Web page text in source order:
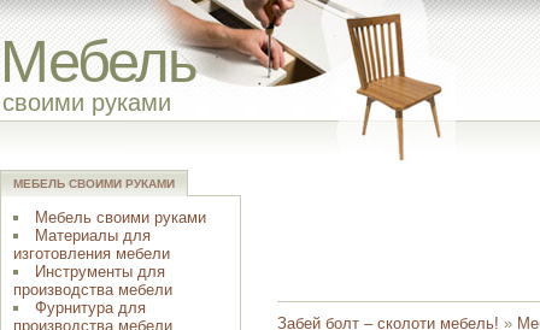
Мебель
своими руками
Забей болт – сколоти мебель! »
МЕБЕЛЬ СВОИМИ РУКАМИ
Мебель своими руками
Материалы для
изготовления мебели
Инструменты для
производства мебели
Фурнитура для
производства мебели